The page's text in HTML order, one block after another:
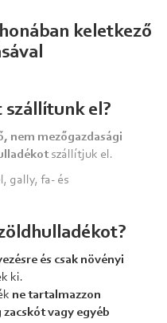
keletkező
el?
nem mezőgazdasági
szállítjuk el.
gally, fa- és
és csak növényi
ki.
ne tartalmazzon
vagy egyéb